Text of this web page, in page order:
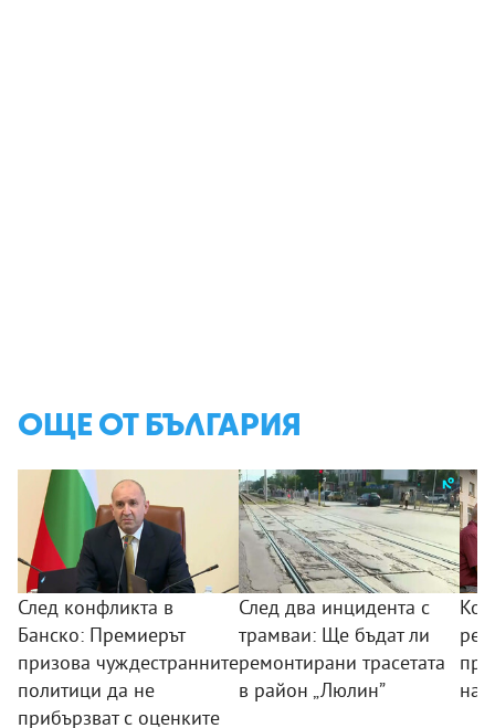
ОЩЕ ОТ БЪЛГАРИЯ
След конфликта в
Банско: Премиерът
призова чуждестранните
политици да не
прибързват с оценките
След два инцидента с
трамваи: Ще бъдат ли
ремонтирани трасетата
в район „Люлин”